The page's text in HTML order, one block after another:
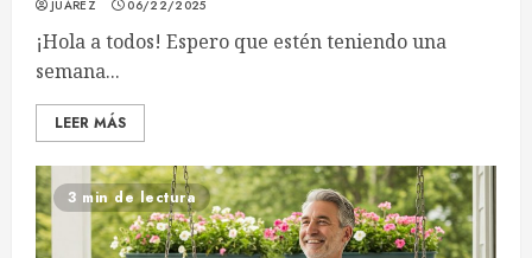
JUAREZ 06/22/2025
¡Hola a todos! Espero que estén teniendo una
semana...
LEER MÁS
3 min de lectura